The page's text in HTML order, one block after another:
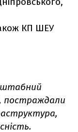
КП ШЕУ
постраждали